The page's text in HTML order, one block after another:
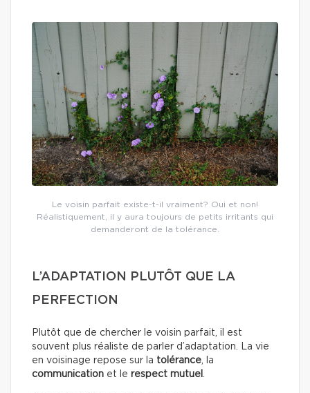
Le voisin parfait existe-t-il vraiment? Oui et non!
Réalistiquement, il y aura toujours de petits irritants qui
demanderont de la tolérance.
L’ADAPTATION PLUTÔT QUE LA
PERFECTION
Plutôt que de chercher le voisin parfait, il est
souvent plus réaliste de parler d’adaptation. La vie
en voisinage repose sur la tolérance, la
communication et le respect mutuel .